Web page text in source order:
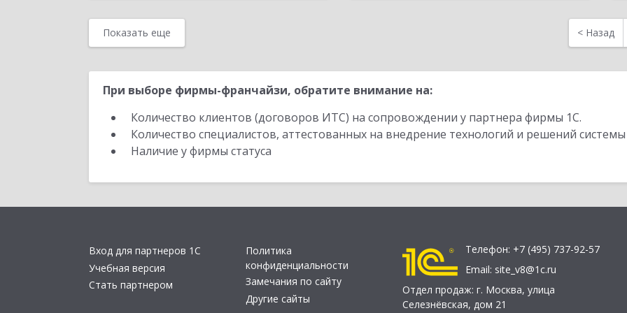
Показать еще < Назад
При выборе фирмы-франчайзи, обратите внимание на:
Количество клиентов (договоров ИТС) на сопровождении у партнера фирмы 1С.
Количество специалистов, аттестованных на внедрение технологий и решений
Наличие у фирмы статуса
Вход для партнеров 1С
Учебная версия
Стать партнером
Политика
конфиденциальности
Замечания по сайту
Другие сайты
Телефон: +7 (495) 737-92-57
Email: site_v8@1c.ru
Отдел продаж: г. Москва, улица
Селезнёвская, дом 21